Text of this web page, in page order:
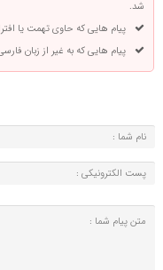
شد.
پیام هایی که حاوی تهمت یا
پیام هایی که به غیر از زبان